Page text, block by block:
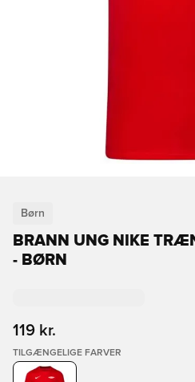
Børn
BRANN UNG NIKE
- BØRN
119 kr.
TILGÆNGELIGE FARVER